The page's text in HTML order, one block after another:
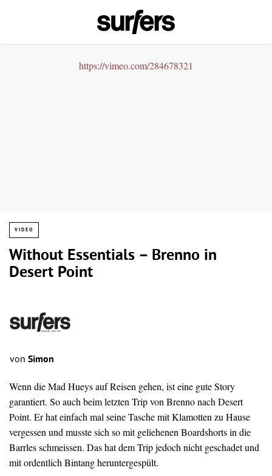
https://vimeo.com/284678321
VIDEO
Without Essentials – Brenno in
Desert Point
von Simon
Wenn die Mad Hueys auf Reisen gehen, ist eine gute Story
garantiert. So auch beim letzten Trip von Brenno nach Desert
Point. Er hat einfach mal seine Tasche mit Klamotten zu Hause
vergessen und musste sich so mit geliehenen Boardshorts in die
Barrles schmeissen. Das hat dem Trip jedoch nicht geschadet und
mit ordentlich Bintang heruntergespült.